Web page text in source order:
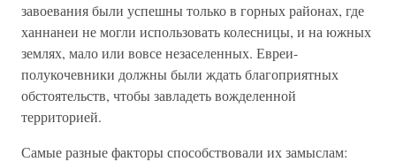
завоевания были успешны только в горных районах, где
ханнанеи не могли использовать колесницы, и на южных
землях, мало или вовсе незаселенных. Евреи-
полукочевники должны были ждать благоприятных
обстоятельств, чтобы завладеть вожделенной
территорией.
Самые разные факторы способствовали их замыслам: